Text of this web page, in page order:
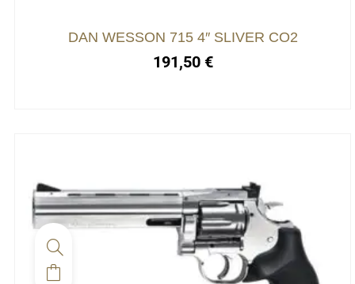
DAN WESSON 715 4″ SLIVER CO2
191,50 €